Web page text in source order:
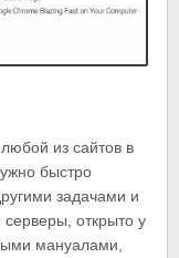
из сайтов в
быстро
задачами и
открыто у
мануалами,